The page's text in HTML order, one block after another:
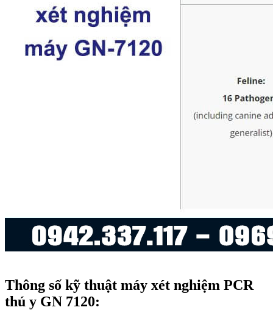
Thông số kỹ thuật máy xét nghiệm PCR
thú y GN 7120: